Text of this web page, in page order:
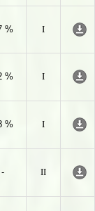
%
I
%
I
%
I
-
II